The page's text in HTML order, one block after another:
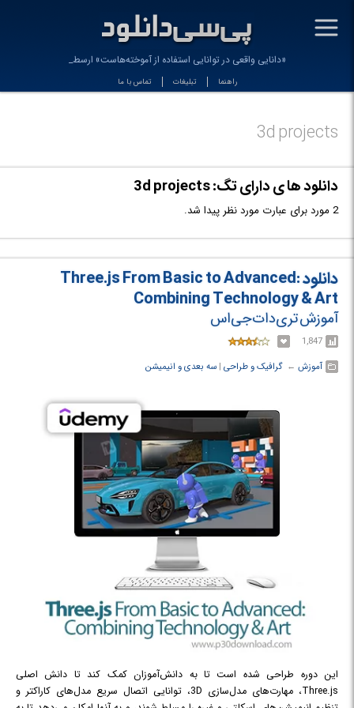
-
«دانایی واقعی در توانایی استفاده از آموخته‌هاست» ارسطو
راهنما تبلیغات تماس با ما
3d projects
دانلود ها ی دارای تگ: 3d projects
2 مورد برای عبارت مورد نظر پیدا شد.
دانلود Three.js From Basic to Advanced:
Combining Technology & Art
آموزش تری‌دات‌جی‌اس
1,847
آموزش ← ‏گرافیک و طراحی ‏| سه بعدی و انیمیشن
این دوره طراحی شده است تا به دانش‌آموزان کمک کند تا دانش اصلی
Three.js، مهارت‌های مدل‌سازی 3D، توانایی اتصال سریع مدل‌های کاراکتر و